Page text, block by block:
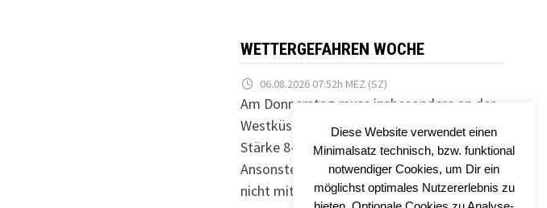
WETTERGEFAHREN WOCHE
06.08.2026 07:52h MEZ (SZ)
Am Donnerstag muss insbesondere an der
Westküste mit einzelnen Sturmböen der
Stärke 8-9 (~65-85km/h) gerechnet werden.
Ansonsten ist in den kommenden Tagen
nicht mit Signifikanz zu rechnen.
Diese Website verwendet einen
Minimalsatz technisch, bzw. funktional
notwendiger Cookies, um Dir ein
möglichst optimales Nutzererlebnis zu